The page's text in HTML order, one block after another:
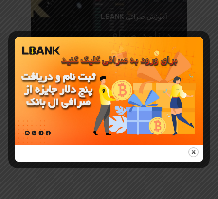
آموزش صرافی LBANK
دانلود صرافی
LBank برای
کامپیوتر
(ویندوز
11/10/8 و
مک)